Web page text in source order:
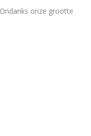
onze grootte